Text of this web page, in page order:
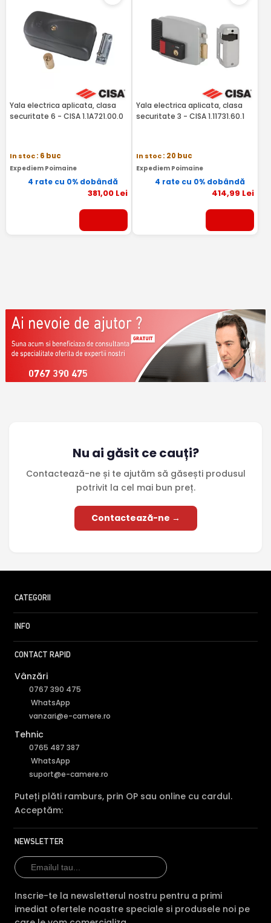
Yala electrica aplicata, clasa
securitate 6 - CISA 1.1A721.00.0
In stoc: 6 buc
Expediem Poimaine
4 rate cu 0% dobândă
381,00Lei
Yala electrica aplicata, clasa
securitate 3 - CISA 1.11731.60.1
In stoc: 20 buc
Expediem Poimaine
4 rate cu 0% dobândă
414,99 Lei
0767 390 475
Nu ai găsit ce cauți?
Contactează-ne și te ajutăm să găsești produsul
potrivit la cel mai bun preț.
Contactează-ne →
CATEGORII
INFO
CONTACT RAPID
Vânzări
0767 390 475
WhatsApp
vanzari@e-camere.ro
Tehnic
0765 487 387
WhatsApp
suport@e-camere.ro
Puteți plăti ramburs, prin OP sau online cu cardul.
Acceptăm:
NEWSLETTER
Inscrie-te la newsletterul nostru pentru a primi
imediat ofertele noastre speciale si produsele noi pe